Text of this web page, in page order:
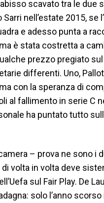
scavato tra le due
nell’estate 2015, se
e adesso punta a
è stata costretta a
prezzo pregiato
differenti. Uno,
con la speranza di
al fallimento in serie C
ha puntato tutto
– prova ne sono i
volta in volta deve
sul Fair Play. De
solo l’anno